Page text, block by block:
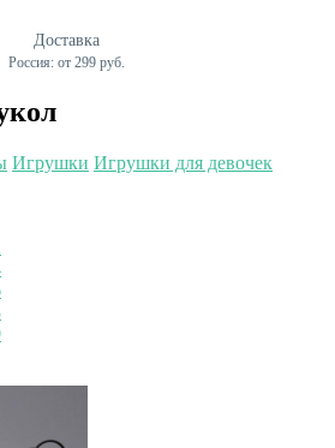
Доставка
Россия: от 299 руб.
Игрушки Игрушки для девочек